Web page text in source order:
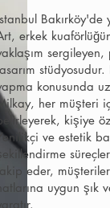
erkek
konusunda
Milkay, her müşteri
kişiye
Yenilikçi ve estetik
eder,
hatlarına uygun şık